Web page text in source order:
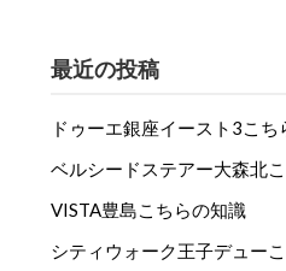
最近の投稿
ドゥーエ銀座イースト3こち
ベルシードステアー大森北
VISTA豊島こちらの知識
シティウォーク王子デュー